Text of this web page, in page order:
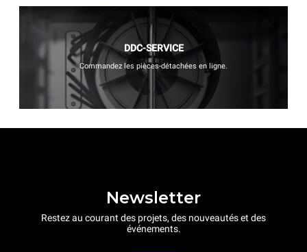
DDC-SERVICE
Commandez les pièces-détachées en ligne.
Newsletter
Restez au courant des projets, des nouveautés et des
événements.